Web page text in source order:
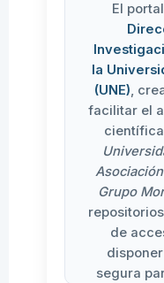
El
la
(UNE),
facilitar el
Grupo
de
segura